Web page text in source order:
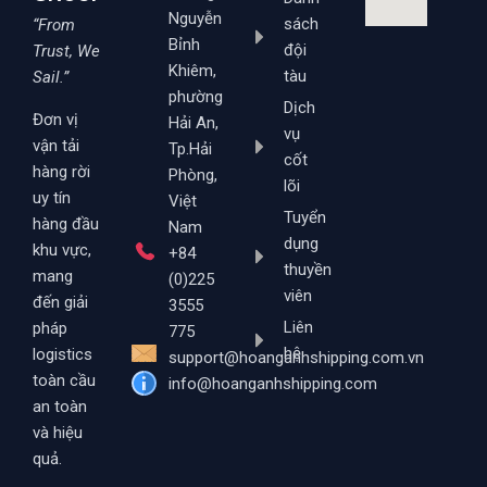
“From
Trust, We
Sail.”
Đơn vị
vận tải
hàng rời
uy tín
hàng đầu
khu vực,
mang
đến giải
pháp
logistics
toàn cầu
an toàn
và hiệu
quả.
Nguyễn
Bỉnh
Khiêm,
phường
Hải An,
Tp.Hải
Phòng,
Việt
Nam
+84
(0)225
3555
775
support@hoanganhshipping.com.vn
info@hoanganhshipping.com
sách
đội
tàu
Dịch
vụ
cốt
lõi
Tuyển
dụng
thuyền
viên
Liên
hệ